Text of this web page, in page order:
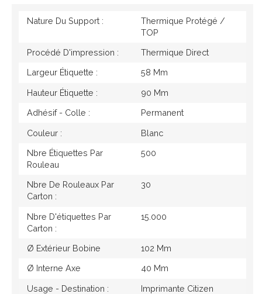
Nature Du Support :
Thermique Protégé /
TOP
Procédé D'impression : Thermique Direct
Largeur Étiquette : 58 Mm
Hauteur Étiquette : 90 Mm
Adhésif - Colle : Permanent
Couleur : Blanc
Nbre Étiquettes Par
Rouleau
500
Nbre De Rouleaux Par
Carton :
30
Nbre D'étiquettes Par
Carton :
15.000
Ø Extérieur Bobine 102 Mm
Ø Interne Axe 40 Mm
Usage - Destination : Imprimante Citizen